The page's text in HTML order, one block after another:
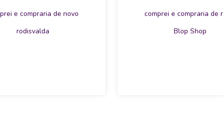
e compraria de novo
rodisvalda
comprei e compraria de
Blop Shop